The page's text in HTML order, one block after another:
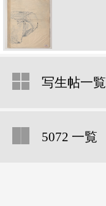
写生帖一覧
5072 一覧